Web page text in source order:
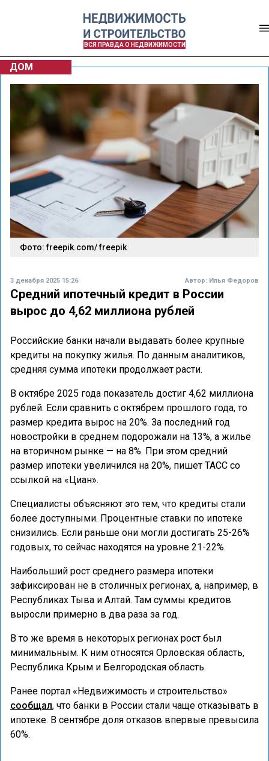
ВСЯ ПРАВДА О НЕДВИЖИМОСТИ
ДОМ
Фото: freepik.com/ freepik
3 декабря 2025 15:26 Автор: Илья Федоров
Средний ипотечный кредит в России
вырос до 4,62 миллиона рублей
Российские банки начали выдавать более крупные
кредиты на покупку жилья. По данным аналитиков,
средняя сумма ипотеки продолжает расти.
В октябре 2025 года показатель достиг 4,62 миллиона
рублей. Если сравнить с октябрем прошлого года, то
размер кредита вырос на 20%. За последний год
новостройки в среднем подорожали на 13%, а жилье
на вторичном рынке — на 8%. При этом средний
размер ипотеки увеличился на 20%, пишет ТАСС со
ссылкой на «Циан».
Специалисты объясняют это тем, что кредиты стали
более доступными. Процентные ставки по ипотеке
снизились. Если раньше они могли достигать 25-26%
годовых, то сейчас находятся на уровне 21-22%.
Наибольший рост среднего размера ипотеки
зафиксирован не в столичных регионах, а, например, в
Республиках Тыва и Алтай. Там суммы кредитов
выросли примерно в два раза за год.
В то же время в некоторых регионах рост был
минимальным. К ним относятся Орловская область,
Республика Крым и Белгородская область.
Ранее портал «Недвижимость и строительство»
сообщал, что банки в России стали чаще отказывать в
ипотеке. В сентябре доля отказов впервые превысила
60%.